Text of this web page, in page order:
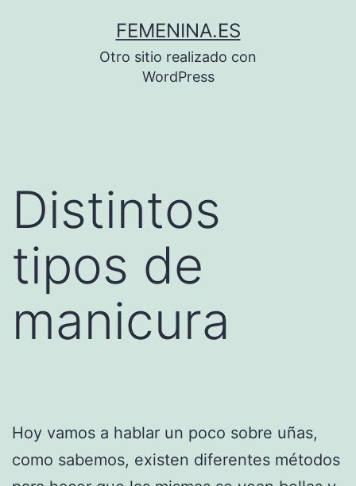
FEMENINA.ES
Otro sitio realizado con
WordPress
Distintos
tipos de
manicura
Hoy vamos a hablar un poco sobre uñas,
como sabemos, existen diferentes métodos